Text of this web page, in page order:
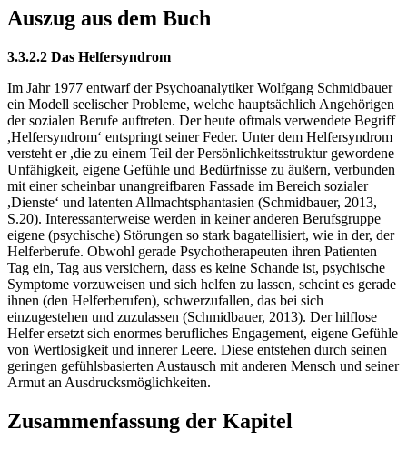
Auszug aus dem Buch
3.3.2.2 Das Helfersyndrom
Im Jahr 1977 entwarf der Psychoanalytiker Wolfgang Schmidbauer
ein Modell seelischer Probleme, welche hauptsächlich Angehörigen
der sozialen Berufe auftreten. Der heute oftmals verwendete Begriff
,Helfersyndrom‘ entspringt seiner Feder. Unter dem Helfersyndrom
versteht er ,die zu einem Teil der Persönlichkeitsstruktur gewordene
Unfähigkeit, eigene Gefühle und Bedürfnisse zu äußern, verbunden
mit einer scheinbar unangreifbaren Fassade im Bereich sozialer
,Dienste‘ und latenten Allmachtsphantasien (Schmidbauer, 2013,
S.20). Interessanterweise werden in keiner anderen Berufsgruppe
eigene (psychische) Störungen so stark bagatellisiert, wie in der, der
Helferberufe. Obwohl gerade Psychotherapeuten ihren Patienten
Tag ein, Tag aus versichern, dass es keine Schande ist, psychische
Symptome vorzuweisen und sich helfen zu lassen, scheint es gerade
ihnen (den Helferberufen), schwerzufallen, das bei sich
einzugestehen und zuzulassen (Schmidbauer, 2013). Der hilflose
Helfer ersetzt sich enormes berufliches Engagement, eigene Gefühle
von Wertlosigkeit und innerer Leere. Diese entstehen durch seinen
geringen gefühlsbasierten Austausch mit anderen Mensch und seiner
Armut an Ausdrucksmöglichkeiten.
Zusammenfassung der Kapitel